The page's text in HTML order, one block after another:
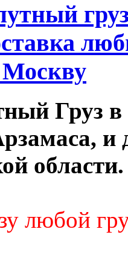
Москву
Груз
и
области.
любой